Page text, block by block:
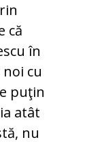
că
în
cu
puţin
atât
nu